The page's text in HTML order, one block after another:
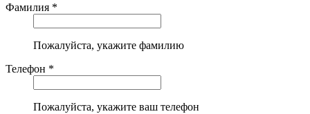
Фамилия *
Пожалуйста, укажите фамилию
Телефон *
Пожалуйста, укажите ваш телефон